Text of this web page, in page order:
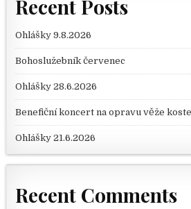
Recent Posts
Ohlášky 9.8.2026
Bohoslužebník červenec
Ohlášky 28.6.2026
Benefiční koncert na opravu věže
Ohlášky 21.6.2026
Recent Comments